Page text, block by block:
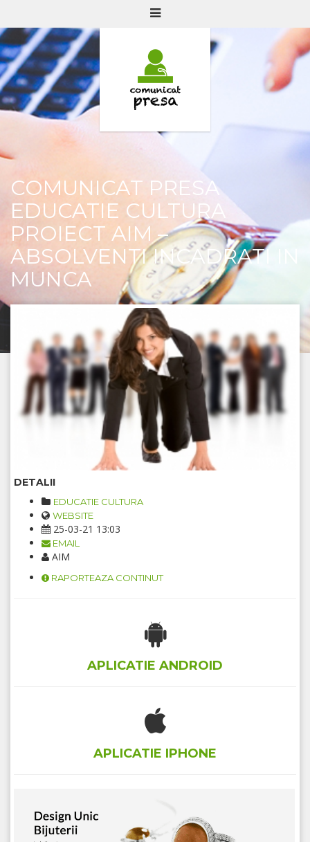
COMUNICAT PRESA
EDUCATIE CULTURA
PROIECT AIM –
ABSOLVENTI INCADRATI IN
MUNCA
DETALII
EDUCATIE CULTURA
WEBSITE
25-03-21 13:03
EMAIL
AIM
RAPORTEAZA CONTINUT
APLICATIE ANDROID
APLICATIE IPHONE